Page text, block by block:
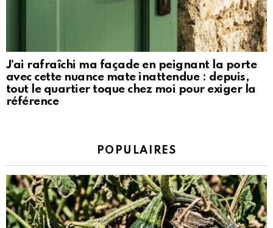
J’ai rafraîchi ma façade en peignant la porte
avec cette nuance mate inattendue : depuis,
tout le quartier toque chez moi pour exiger la
référence
POPULAIRES